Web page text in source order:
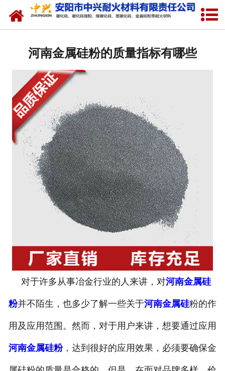
网站首页
厂容厂貌
联系我们
河南金属硅粉的质量指标有哪些
对于许多从事冶金行业的人来讲，对河南金属硅
粉并不陌生，也多少了解一些关于河南金属硅粉的作
用及应用范围。然而，对于用户来讲，想要通过应用
河南金属硅粉，达到很好的应用效果，必须要确保金